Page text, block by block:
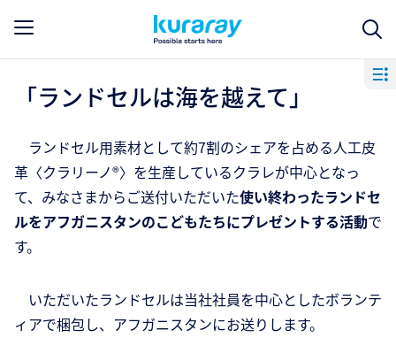
「ランドセルは海を越えて」
ランドセル用素材として約7割のシェアを占める人工皮
革〈クラリーノ®〉を生産しているクラレが中心となっ
て、みなさまからご送付いただいた使い終わったランドセ
ルをアフガニスタンのこどもたちにプレゼントする活動で
す。
いただいたランドセルは当社社員を中心としたボランテ
ィアで梱包し、アフガニスタンにお送りします。